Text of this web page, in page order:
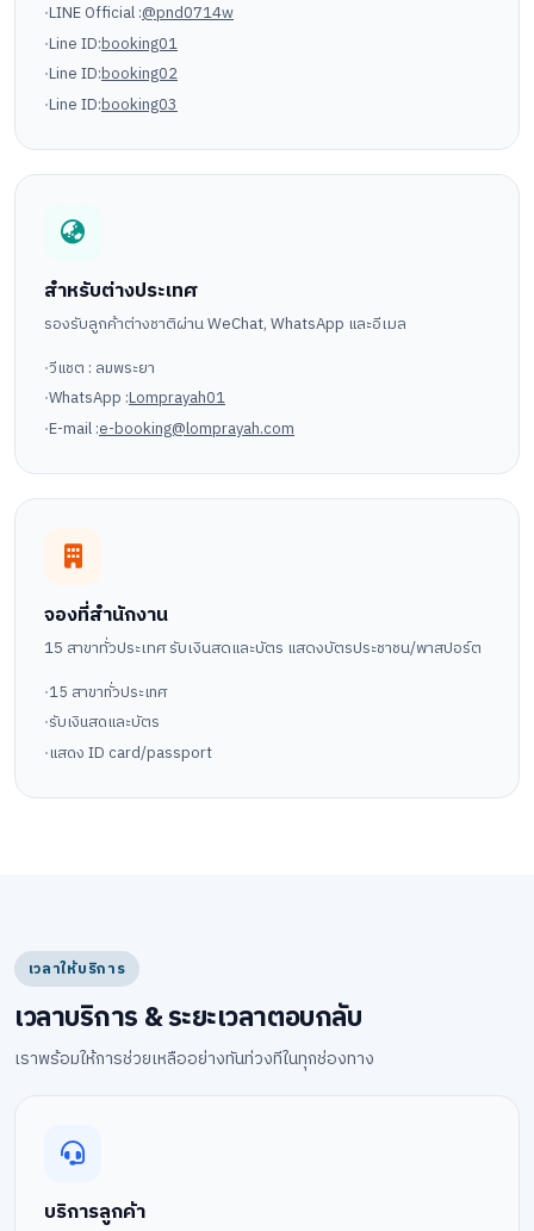
LINE Official :@pnd0714w
Line ID:booking01
Line ID:booking02
Line ID:booking03
สำหรับต่างประเทศ
รองรับลูกค้าต่างชาติผ่าน WeChat, WhatsApp และอีเมล
วีแชต : ลมพระยา
WhatsApp :Lomprayah01
E-mail :e-booking@lomprayah.com
จองที่สำนักงาน
15 สาขาทั่วประเทศ รับเงินสดและบัตร แสดงบัตรประชาชน/พาสปอร์ต
15 สาขาทั่วประเทศ
รับเงินสดและบัตร
แสดง ID card/passport
เวลาให้บริการ
เวลาบริการ & ระยะเวลาตอบกลับ
เราพร้อมให้การช่วยเหลืออย่างทันท่วงทีในทุกช่องทาง
บริการลูกค้า